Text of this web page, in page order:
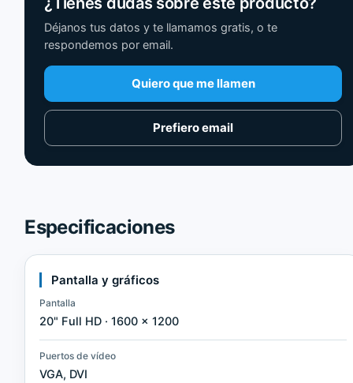
Déjanos tus datos y te llamamos gratis, o te
respondemos por email.
Quiero que me llamen
Prefiero email
Especificaciones
Pantalla y gráficos
Pantalla
20" Full HD · 1600 × 1200
Puertos de vídeo
VGA, DVI